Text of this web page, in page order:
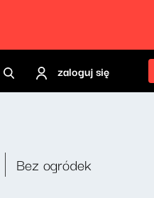
zaloguj się
Bez ogródek